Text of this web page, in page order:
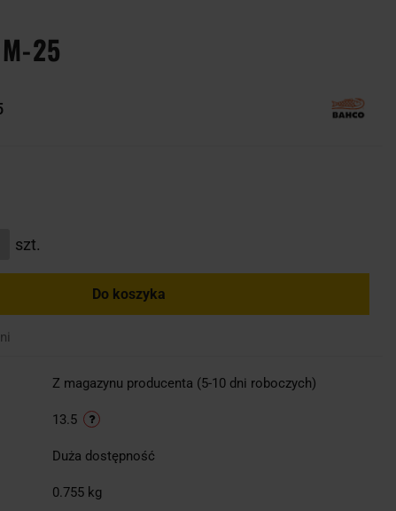
25
szt.
Do koszyka
Z magazynu producenta (5-10 dni roboczych)
13.5
Duża dostępność
0.755 kg